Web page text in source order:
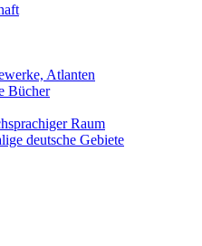
Atlanten
Bücher
Raum
deutsche Gebiete